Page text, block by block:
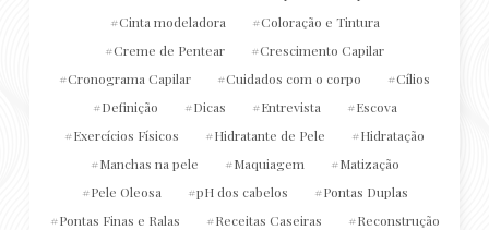
Cinta modeladora
Coloração e Tintura
Creme de Pentear
Crescimento Capilar
Cronograma Capilar
Cuidados com o corpo
Cílios
Definição
Dicas Entrevista
Escova
Exercícios Físicos
Hidratante de Pele
Hidratação
Manchas na pele
Maquiagem
Matização
Pele Oleosa
pH dos cabelos
Pontas Duplas
Pontas Finas e Ralas
Receitas Caseiras
Reconstrução